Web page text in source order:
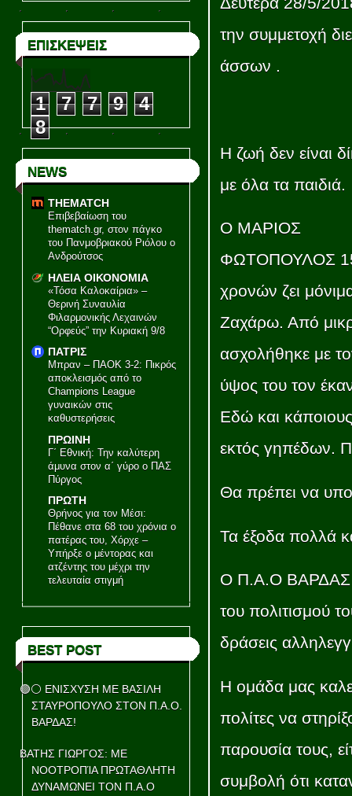
ΕΠΙΣΚΕΨΕΙΣ
1 7 7 9
4
8
NEWS
THEMATCH
Επιβεβαίωση του
thematch.gr, στον πάγκο
του Πανμοβριακού Ριόλου ο
Ανδρούτσος
ΗΛΕΙΑ ΟΙΚΟΝΟΜΙΑ
«Τόσα Καλοκαίρια» –
Θερινή Συναυλία
Φιλαρμονικής Λεχαινών
“Ορφεύς” την Κυριακή 9/8
ΠΑΤΡΙΣ
Μπραν – ΠΑΟΚ 3-2: Πικρός
αποκλεισμός από το
Champions League
γυναικών στις
καθυστερήσεις
ΠΡΩΙΝΗ
Γ΄ Εθνική: Την καλύτερη
άμυνα στον α΄ γύρο ο ΠΑΣ
Πύργος
ΠΡΩΤΗ
Θρήνος για τον Μέσι:
Πέθανε στα 68 του χρόνια ο
πατέρας του, Χόρχε –
Υπήρξε ο μέντορας και
ατζέντης του μέχρι την
τελευταία στιγμή
BEST POST
🟢⚪ ΕΝΙΣΧΥΣΗ ΜΕ ΒΑΣΙΛΗ
ΣΤΑΥΡΟΠΟΥΛΟ ΣΤΟΝ Π.Α.Ο.
ΒΑΡΔΑΣ!
ΒΑΤΗΣ ΓΙΩΡΓΟΣ: ΜΕ
ΝΟΟΤΡΟΠΊΑ ΠΡΩΤΑΘΛΗΤΗ
ΔΥΝΑΜΩΝΕΙ ΤΟΝ Π.Α.Ο
την συμμετοχή
άσσων .
Η ζωή δεν είναι
με όλα τα παιδιά.
Ο ΜΑΡΙΟΣ
ΦΩΤΟΠΟΥΛΟΣ
χρονών ζει
Ζαχάρω. Από
ασχολήθηκε με
ύψος του τον
Εδώ και
εκτός γηπέδων.
Θα πρέπει να
Τα έξοδα πολλά
Ο Π.Α.Ο ΒΑΡΔΑΣ
του πολιτισμού
δράσεις
Η ομάδα μας
πολίτες να
παρουσία τους,
συμβολή ότι